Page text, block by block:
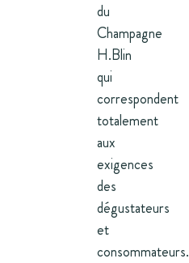
du
Champagne
H.Blin
qui
correspondent
totalement
aux
exigences
des
dégustateurs
et
consommateurs.